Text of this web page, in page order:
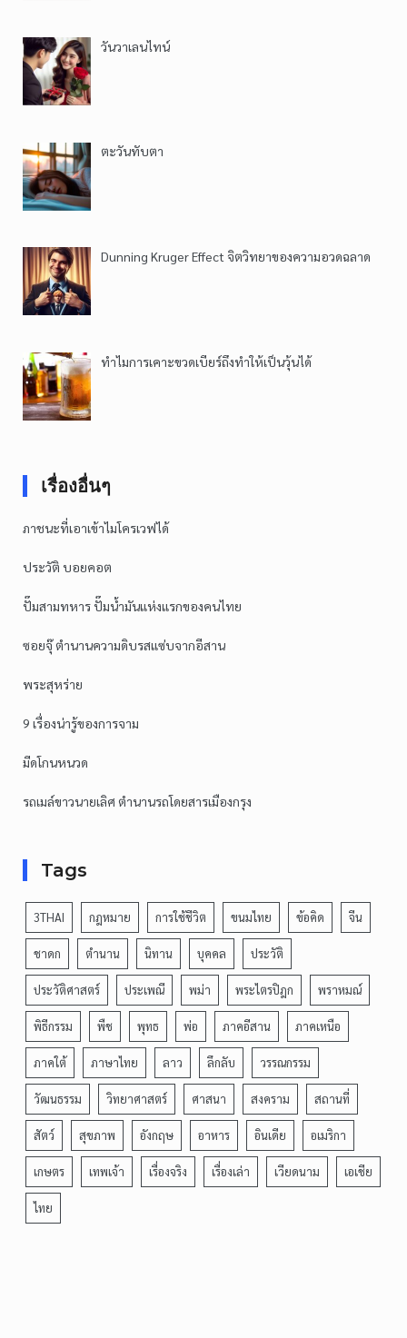
วันวาเลนไทน์
ตะวันทับตา
Dunning Kruger Effect จิตวิทยาของความอวดฉลาด
ทำไมการเคาะขวดเบียร์ถึงทำให้เป็นวุ้นได้
เรื่องอื่นๆ
ภาชนะที่เอาเข้าไมโครเวฟได้
ประวัติ บอยคอต
ปั๊มสามทหาร ปั๊มน้ำมันแห่งแรกของคนไทย
ซอยจุ๊ ตำนานความดิบรสแซ่บจากอีสาน
พระสุหร่าย
9 เรื่องน่ารู้ของการจาม
มีดโกนหนวด
รถเมล์ขาวนายเลิศ ตำนานรถโดยสารเมืองกรุง
Tags
3THAI กฎหมาย การใช้ชีวิต ขนมไทย ข้อคิด จีน
ชาดก ตำนาน นิทาน บุคคล ประวัติ
ประวัติศาสตร์ ประเพณี พม่า พระไตรปิฎก พราหมณ์
พิธีกรรม พืช พุทธ พ่อ ภาคอีสาน ภาคเหนือ
ภาคใต้ ภาษาไทย ลาว ลึกลับ วรรณกรรม
วัฒนธรรม วิทยาศาสตร์ ศาสนา สงคราม สถานที่
สัตว์ สุขภาพ อังกฤษ อาหาร อินเดีย อเมริกา
เกษตร เทพเจ้า เรื่องจริง เรื่องเล่า เวียดนาม เอเชีย
ไทย